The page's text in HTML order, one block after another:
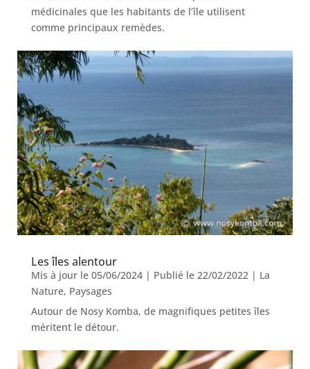
médicinales que les habitants de l’île utilisent
comme principaux remèdes.
Les îles alentour
Mis à jour le 05/06/2024 | Publié le 22/02/2022 | La
Nature, Paysages
Autour de Nosy Komba, de magnifiques petites îles
méritent le détour.